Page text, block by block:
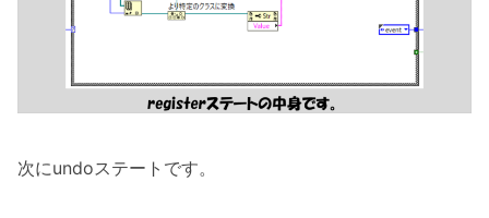
次にundoステートです。